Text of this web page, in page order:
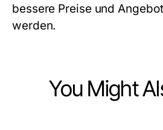
bessere Preise und
werden.
You Might